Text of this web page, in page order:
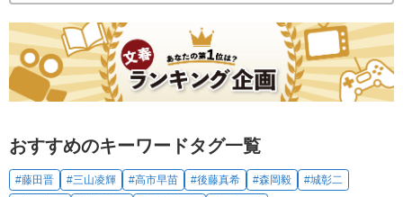
おすすめのキーワードタグ一覧
#藤田晋 #三山凌輝 #高市早苗 #後藤真希 #森岡毅
#城彰二